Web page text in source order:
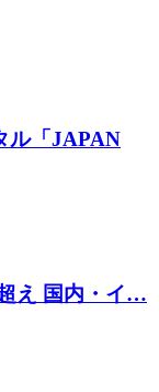
ル「JAPAN
え 国内・イ…